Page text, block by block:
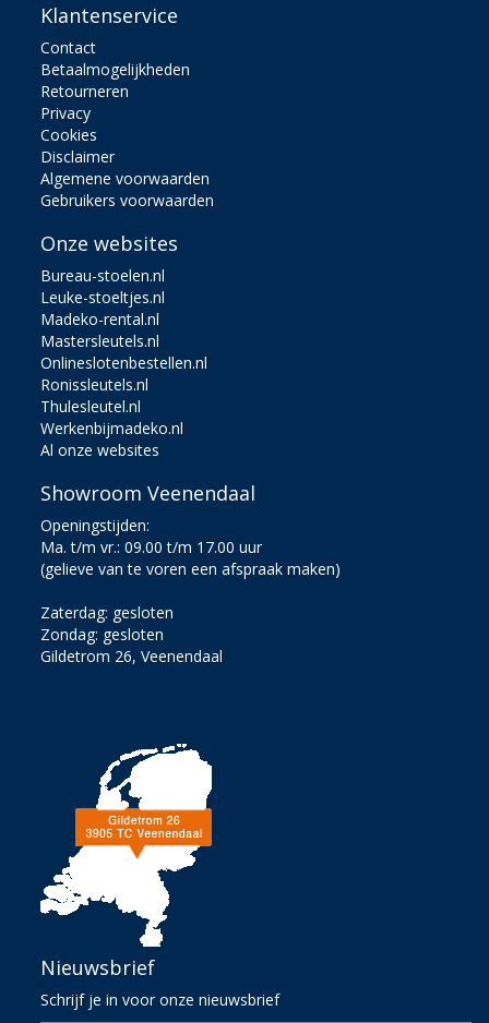
Klantenservice
Contact
Betaalmogelijkheden
Retourneren
Privacy
Cookies
Disclaimer
Algemene voorwaarden
Gebruikers voorwaarden
Onze websites
Bureau-stoelen.nl
Leuke-stoeltjes.nl
Madeko-rental.nl
Mastersleutels.nl
Onlineslotenbestellen.nl
Ronissleutels.nl
Thulesleutel.nl
Werkenbijmadeko.nl
Al onze websites
Showroom Veenendaal
Openingstijden:
Ma. t/m vr.: 09.00 t/m 17.00 uur
(gelieve van te voren een afspraak maken)
Zaterdag: gesloten
Zondag: gesloten
Gildetrom 26, Veenendaal
Nieuwsbrief
Schrijf je in voor onze nieuwsbrief